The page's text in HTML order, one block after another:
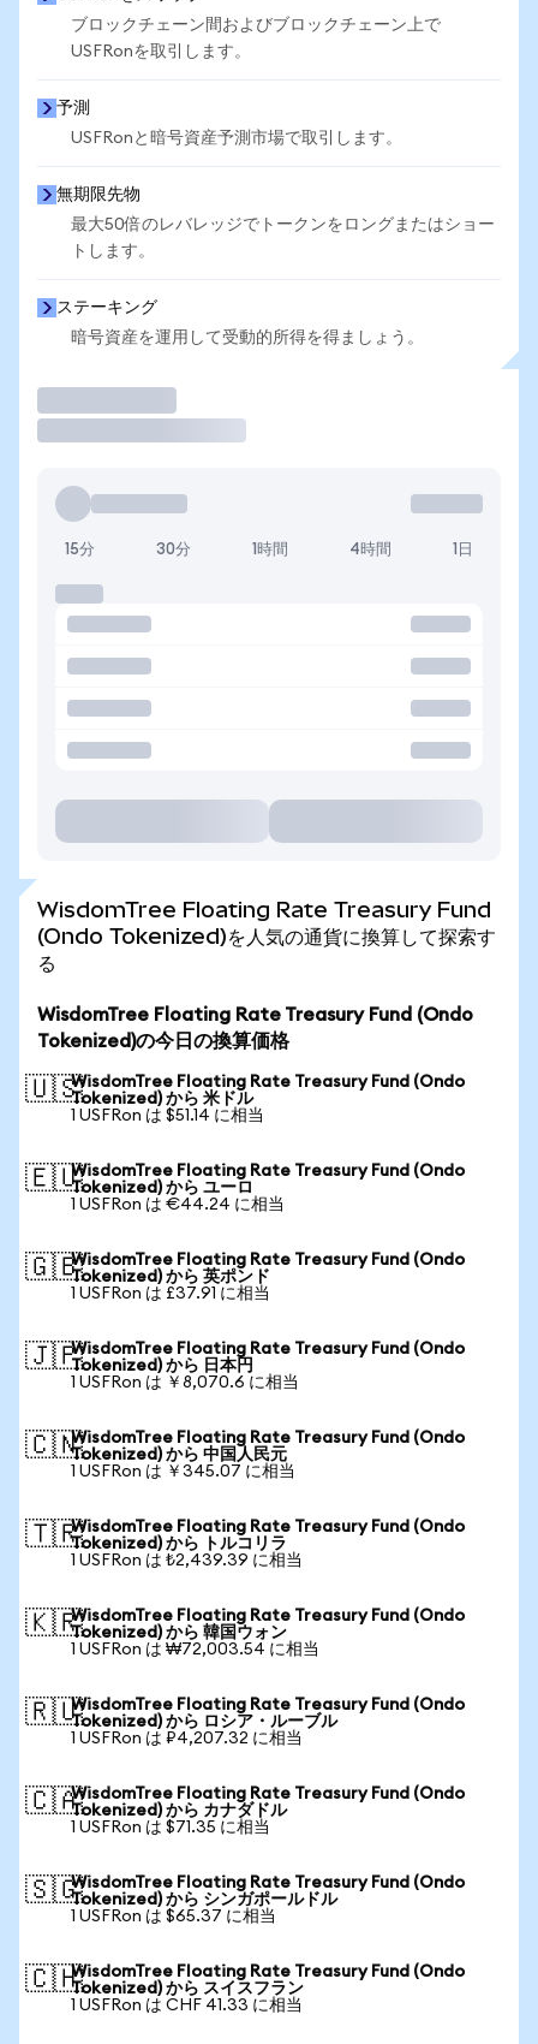
ブロックチェーン間およびブロックチェーン上で
USFRonを取引します。
予測
USFRonと暗号資産予測市場で取引します。
無期限先物
最大50倍のレバレッジでトークンをロングまたはショー
トします。
ステーキング
暗号資産を運用して受動的所得を得ましょう。
15分 30分 1時間 4時間 1日
WisdomTree Floating Rate Treasury Fund
(Ondo Tokenized)を人気の通貨に換算して探索す
る
WisdomTree Floating Rate Treasury Fund (Ondo
Tokenized)の今日の換算価格
🇺🇸WisdomTree Floating Rate Treasury Fund (Ondo
Tokenized) から 米ドル
1 USFRon は $51.14 に相当
🇪🇺WisdomTree Floating Rate Treasury Fund (Ondo
Tokenized) から ユーロ
1 USFRon は €44.24 に相当
🇬🇧WisdomTree Floating Rate Treasury Fund (Ondo
Tokenized) から 英ポンド
1 USFRon は £37.91 に相当
🇯🇵WisdomTree Floating Rate Treasury Fund (Ondo
Tokenized) から 日本円
1 USFRon は ￥8,070.6 に相当
🇨🇳WisdomTree Floating Rate Treasury Fund (Ondo
Tokenized) から 中国人民元
1 USFRon は ￥345.07 に相当
🇹🇷WisdomTree Floating Rate Treasury Fund (Ondo
Tokenized) から トルコリラ
1 USFRon は ₺2,439.39 に相当
🇰🇷WisdomTree Floating Rate Treasury Fund (Ondo
Tokenized) から 韓国ウォン
1 USFRon は ₩72,003.54 に相当
🇷🇺WisdomTree Floating Rate Treasury Fund (Ondo
Tokenized) から ロシア・ルーブル
1 USFRon は ₽4,207.32 に相当
🇨🇦WisdomTree Floating Rate Treasury Fund (Ondo
Tokenized) から カナダドル
1 USFRon は $71.35 に相当
🇸🇬WisdomTree Floating Rate Treasury Fund (Ondo
Tokenized) から シンガポールドル
1 USFRon は $65.37 に相当
🇨🇭WisdomTree Floating Rate Treasury Fund (Ondo
Tokenized) から スイスフラン
1 USFRon は CHF 41.33 に相当